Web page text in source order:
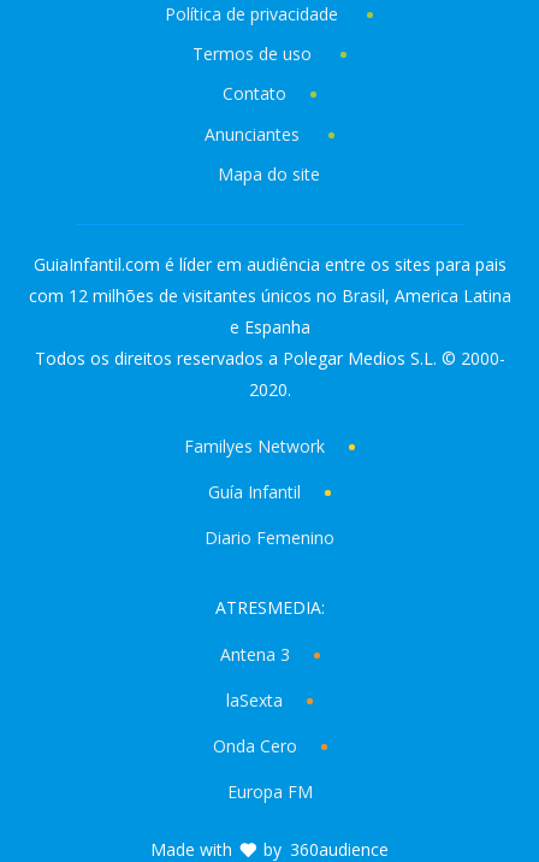
Política de privacidade
Termos de uso
Contato
Anunciantes
Mapa do site
GuiaInfantil.com é líder em audiência entre os sites para pais
com 12 milhões de visitantes únicos no Brasil, America Latina
e Espanha
Todos os direitos reservados a Polegar Medios S.L. © 2000-
2020.
Familyes Network
Guía Infantil
Diario Femenino
ATRESMEDIA:
Antena 3
laSexta
Onda Cero
Europa FM
Made with by 360audience